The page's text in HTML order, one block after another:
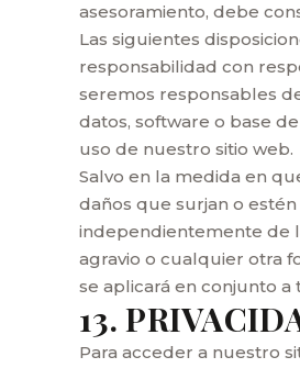
asesoramiento, debe
Las siguientes
responsabilidad con
seremos responsables
datos, software o base
uso de nuestro sitio web.
Salvo en la medida en
daños que surjan o
independientemente de
agravio o cualquier otra
se aplicará en conjunto a
13.
Para acceder a nuestro